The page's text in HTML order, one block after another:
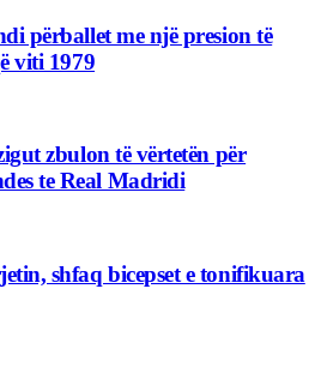
përballet me një presion të
viti 1979
zbulon të vërtetën për
te Real Madridi
shfaq bicepset e tonifikuara